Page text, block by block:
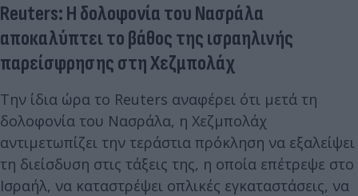
Reuters: Η δολοφονία του Νασράλα
αποκαλύπτει το βάθος της ισραηλινής
παρείσφρησης στη Χεζμπολάχ
Την ίδια ώρα το Reuters αναφέρει ότι μετά τη
δολοφονία του Νασράλα, η Χεζμπολάχ
αντιμετωπίζει την τεράστια πρόκληση να εξαλείψει
τη διείσδυση στις τάξεις της, η οποία επέτρεψε στο
Ισραήλ, να καταστρέψει οπλικές εγκαταστάσεις, να